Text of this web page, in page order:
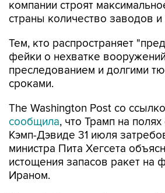
компании строят
страны количество заводов
Тем, кто распространяет
фейки о нехватке
преследованием и долгими
сроками.
The Washington Post со
сообщила, что Трамп на
Кэмп-Дэвиде 31 июля
министра Пита Хегсета
истощения запасов ракет на
Ираном.